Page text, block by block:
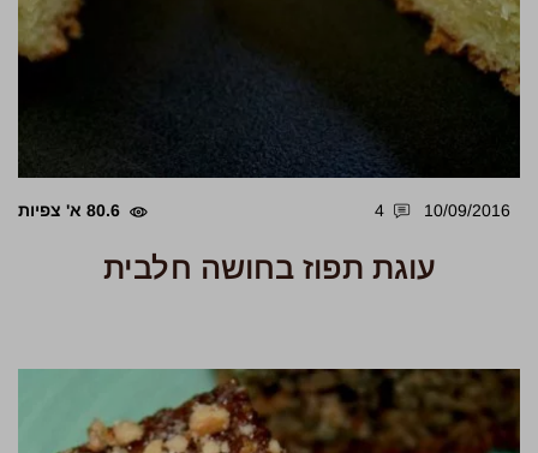
10/09/2016
4 80.6 א' צפיות
עוגת תפוז בחושה חלבית